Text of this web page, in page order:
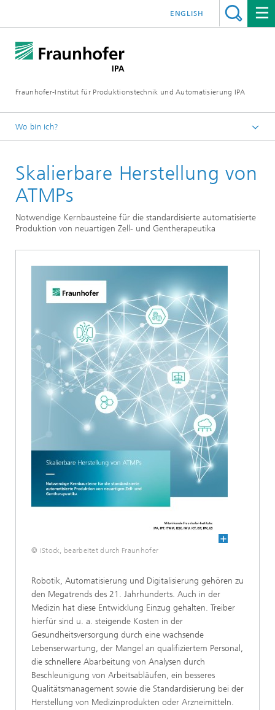
Fraunhofer-Institut für Produktionstechnik und Automatisierung IPA
ENGLISH
Wo bin ich?
Publikationen
Studien
Skalierbare Herstellung von
ATMPs
Notwendige Kernbausteine für die standardisierte automatisierte
Produktion von neuartigen Zell- und Gentherapeutika
© iStock, bearbeitet durch Fraunhofer
Robotik, Automatisierung und Digitalisierung gehören zu
den Megatrends des 21. Jahrhunderts. Auch in der
Medizin hat diese Entwicklung Einzug gehalten. Treiber
hierfür sind u. a. steigende Kosten in der
Gesundheitsversorgung durch eine wachsende
Lebenserwartung, der Mangel an qualifiziertem Personal,
die schnellere Abarbeitung von Analysen durch
Beschleunigung von Arbeitsabläufen, ein besseres
Qualitätsmanagement sowie die Standardisierung bei der
Herstellung von Medizinprodukten oder Arzneimitteln.